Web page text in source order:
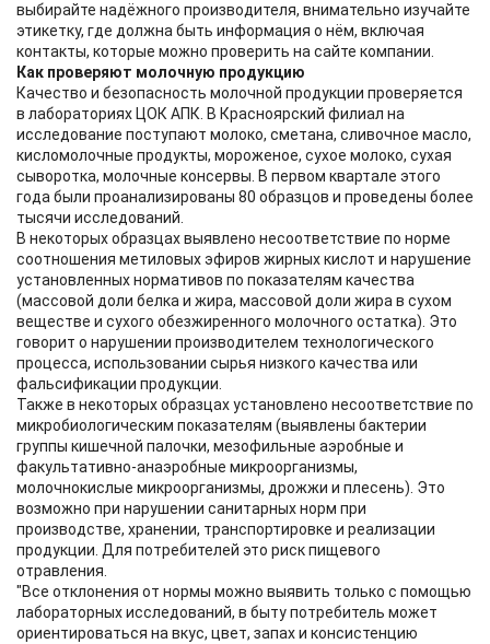
выбирайте надёжного производителя, внимательно изучайте
этикетку, где должна быть информация о нём, включая
контакты, которые можно проверить на сайте компании.
Как проверяют молочную продукцию
Качество и безопасность молочной продукции проверяется
в лабораториях ЦОК АПК. В Красноярский филиал на
исследование поступают молоко, сметана, сливочное масло,
кисломолочные продукты, мороженое, сухое молоко, сухая
сыворотка, молочные консервы. В первом квартале этого
года были проанализированы 80 образцов и проведены более
тысячи исследований.
В некоторых образцах выявлено несоответствие по норме
соотношения метиловых эфиров жирных кислот и нарушение
установленных нормативов по показателям качества
(массовой доли белка и жира, массовой доли жира в сухом
веществе и сухого обезжиренного молочного остатка). Это
говорит о нарушении производителем технологического
процесса, использовании сырья низкого качества или
фальсификации продукции.
Также в некоторых образцах установлено несоответствие по
микробиологическим показателям (выявлены бактерии
группы кишечной палочки, мезофильные аэробные и
факультативно-анаэробные микроорганизмы,
молочнокислые микроорганизмы, дрожжи и плесень). Это
возможно при нарушении санитарных норм при
производстве, хранении, транспортировке и реализации
продукции. Для потребителей это риск пищевого
отравления.
"Все отклонения от нормы можно выявить только с помощью
лабораторных исследований, в быту потребитель может
ориентироваться на вкус, цвет, запах и консистенцию